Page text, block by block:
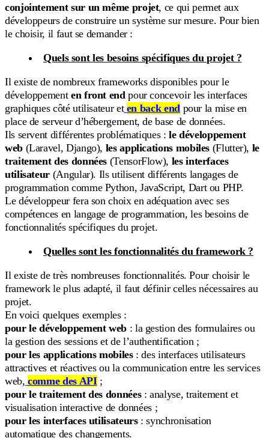
conjointement sur un même projet, ce qui permet aux
développeurs de construire un système sur mesure. Pour bien
le choisir, il faut se demander :
Quels sont les besoins spécifiques du projet ?
Il existe de nombreux frameworks disponibles pour le
développement en front endpour concevoir les interfaces
graphiques côté utilisateur et en back endpour la mise en
place de serveur d’hébergement, de base de données.
Ils servent différentes problématiques :le développement
web(Laravel, Django), les applications mobiles (Flutter), le
traitement des données (TensorFlow), les interfaces
utilisateur (Angular). Ils utilisent différents langages de
programmation comme Python, JavaScript, Dart ou PHP.
Le développeur fera son choix en adéquation avec ses
compétences en langage de programmation, les besoins de
fonctionnalités spécifiques du projet.
Quelles sont les fonctionnalités du framework ?
Il existe de très nombreuses fonctionnalités. Pour choisir le
framework le plus adapté, il faut définir celles nécessaires au
projet.
En voici quelques exemples :
pour le développement web : la gestion des formulaires ou
la gestion des sessions et de l’authentification ;
pour les applications mobiles: des interfaces utilisateurs
attractives et réactives ou la communication entre les services
web, comme des API;
pour le traitement des données: analyse, traitement et
visualisation interactive de données ;
pour les interfaces utilisateurs: synchronisation
automatique des changements.